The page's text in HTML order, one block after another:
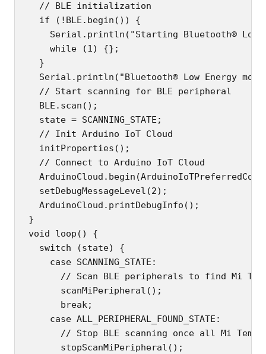
  // BLE initialization
  if (!BLE.begin()) {
Serial.println("Starting Bluetooth® Low
    while (1) {};
  }
Serial.println("Bluetooth® Low Energy
  // Start scanning for BLE peripheral
  BLE.scan();
  state = SCANNING_STATE;
  // Init Arduino IoT Cloud
  initProperties();
  // Connect to Arduino IoT Cloud
  setDebugMessageLevel(2);
  ArduinoCloud.printDebugInfo();
}
void loop() {
  switch (state) {
    case SCANNING_STATE:
// Scan BLE peripherals to find Mi
      scanMiPeripheral();
      break;
    case ALL_PERIPHERAL_FOUND_STATE:
// Stop BLE scanning once all Mi
      stopScanMiPeripheral();